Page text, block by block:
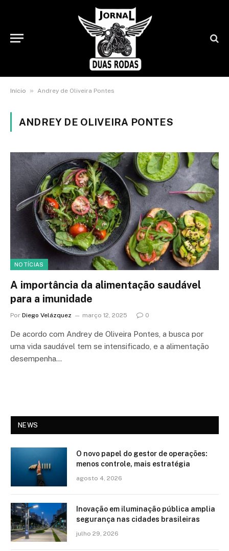
Início » Andrey de Oliveira Pontes
ANDREY DE OLIVEIRA PONTES
NOTÍCIAS
A importância da alimentação saudável
para a imunidade
Por Diego Velázquez março 12, 2025 0
De acordo com Andrey de Oliveira Pontes, a busca por
uma vida saudável tem se intensificado, e a alimentação
desempenha…
NEWS
O novo papel do gestor de operações:
menos controle, mais estratégia
agosto 4, 2026
Inovação em iluminação pública amplia
segurança nas cidades brasileiras
julho 29, 2026